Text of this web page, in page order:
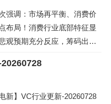
将成为新的西藏铜矿标的，
极高❗# 地矿集团是西藏地
强调：市场再平衡、消费价
布局！消费行业底部特征显
观预期充分反应，筹码出
本面经过4-5月回落后，6月
于三季度温和好转，618美妆
带动6月数据改善，国产龙头
20260728
新】VC行业更新-20260728